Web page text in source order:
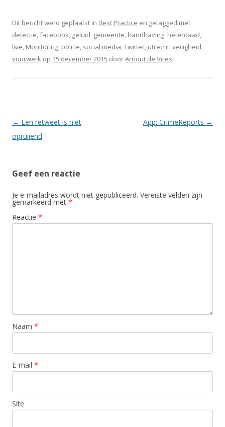
Dit bericht werd geplaatst in Best Practice en getagged met
detectie,facebook, geluid, gemeente, handhaving, heterdaad,
live, Monitoring, politie, social media,Twitter, utrecht,veiligheid,
vuurwerk op 25 december 2015 doorArnout de Vries.
Berichtnavigatie
← Een retweet is niet
opruiiend
App: CrimeReports →
Geef een reactie
Je e-mailadres wordt niet gepubliceerd. Vereiste velden zijn
gemarkeerd met *
Reactie *
Naam *
E-mail *
Site